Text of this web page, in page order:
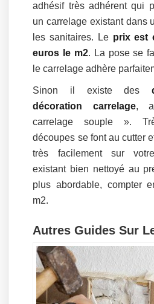
adhésif très adhérent qui
un carrelage existant dans
les sanitaires. Le prix est
euros le m2. La pose se
le carrelage adhère
Sinon il existe des
décoration carrelage,
carrelage souple ».
découpes se font au cutter
très facilement sur
existant bien nettoyé au
plus abordable, compter
m2.
Autres Guides Sur